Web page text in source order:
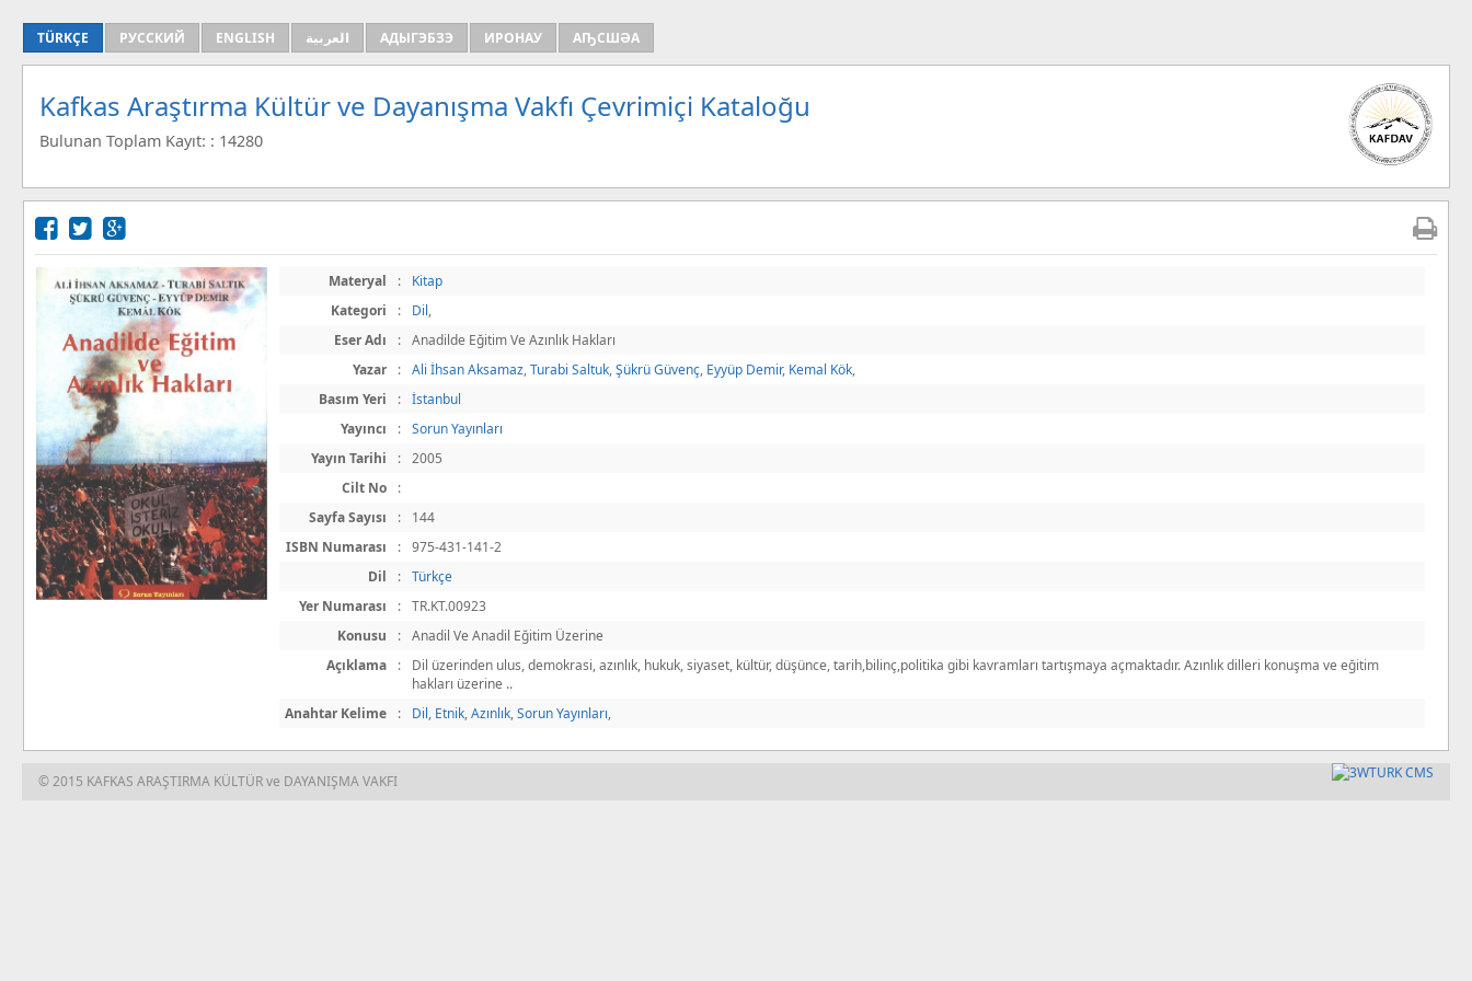
TÜRKÇE РУССКИЙ ENGLISH العربية АДЫГЭБЗЭ ИРОНАУ АҦСШӘА
Kafkas Araştırma Kültür ve Dayanışma Vakfı Çevrimiçi Kataloğu
Bulunan Toplam Kayıt: : 14280
Materyal :
Kitap
Kategori
: Dil,
Eser Adı
:
Anadilde Eğitim Ve Azınlık Hakları
Yazar
: Ali İhsan Aksamaz,Turabi Saltuk,Şükrü Güvenç, Eyyüp Demir, Kemal Kök,
Basım Yeri
:
İstanbul
Yayıncı
:
Sorun Yayınları
Yayın Tarihi
:
2005
Cilt No
:
Sayfa Sayısı
:
144
ISBN Numarası
:
975-431-141-2
Dil
:
Türkçe
Yer Numarası
:
TR.KT.00923
Konusu
:
Anadil Ve Anadil Eğitim Üzerine
Açıklama
:
Dil üzerinden ulus, demokrasi, azınlık, hukuk, siyaset, kültür, düşünce, tarih,bilinç,politika gibi kavramları tartışmaya açmaktadır. Azınlık dilleri konuşma ve eğitim
hakları üzerine ..
Anahtar Kelime
: Dil, Etnik,Azınlık,Sorun Yayınları,
© 2015 KAFKAS ARAŞTIRMA KÜLTÜR ve DAYANIŞMA VAKFI